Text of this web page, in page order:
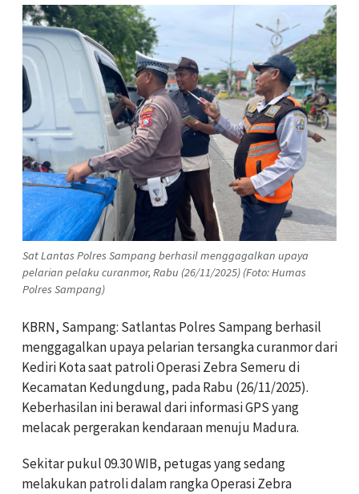
Sat Lantas Polres Sampang berhasil menggagalkan upaya
pelarian pelaku curanmor, Rabu (26/11/2025) (Foto: Humas
Polres Sampang)
KBRN, Sampang: Satlantas Polres Sampang berhasil
menggagalkan upaya pelarian tersangka curanmor dari
Kediri Kota saat patroli Operasi Zebra Semeru di
Kecamatan Kedungdung, pada Rabu (26/11/2025).
Keberhasilan ini berawal dari informasi GPS yang
melacak pergerakan kendaraan menuju Madura.
Sekitar pukul 09.30 WIB, petugas yang sedang
melakukan patroli dalam rangka Operasi Zebra